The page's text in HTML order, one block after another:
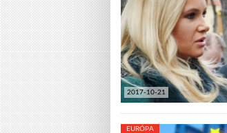
2017-10-21
EURÓPA